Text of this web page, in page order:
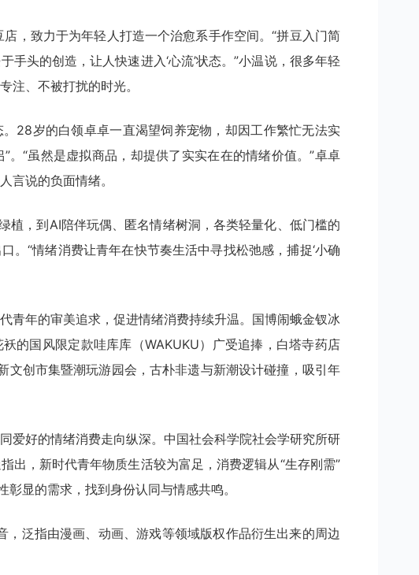
，致力于为年轻人打造一个治愈系手作空间。“拼豆入门简
手头的创造，让人快速进入‘心流’状态。”小温说，很多年轻
注、不被打扰的时光。
28岁的白领卓卓一直渴望饲养宠物，却因工作繁忙无法实
。“虽然是虚拟商品，却提供了实实在在的情绪价值。”卓卓
言说的负面情绪。
植，到AI陪伴玩偶、匿名情绪树洞，各类轻量化、低门槛的
。“情绪消费让青年在快节奏生活中寻找松弛感，捕捉‘小确
青年的审美追求，促进情绪消费持续升温。国博闹蛾金钗冰
的国风限定款哇库库（WAKUKU）广受追捧，白塔寺药店
创市集暨潮玩游园会，古朴非遗与新潮设计碰撞，吸引年
爱好的情绪消费走向纵深。中国社会科学院社会学研究所研
出，新时代青年物质生活较为富足，消费逻辑从“生存刚需”
显的需求，找到身份认同与情感共鸣。
，泛指由漫画、动画、游戏等领域版权作品衍生出来的周边